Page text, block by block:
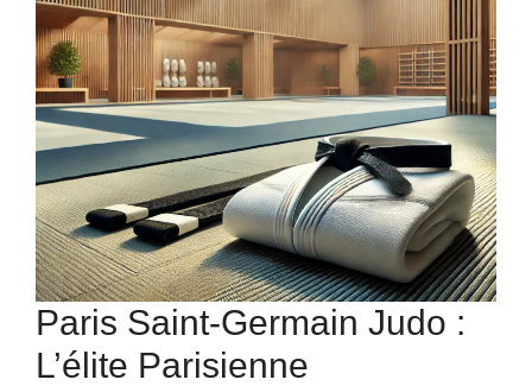
Paris Saint-Germain Judo :
L’élite Parisienne